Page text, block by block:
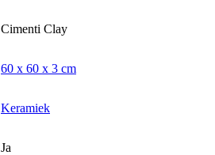
Cimenti Clay
60 x 60 x 3 cm
Keramiek
Ja